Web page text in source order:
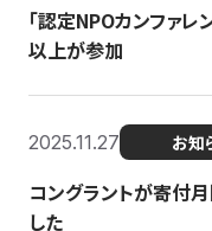
「認定NPOカンファ
以上が参加
2025.11.27 お知
コングラントが寄付
した